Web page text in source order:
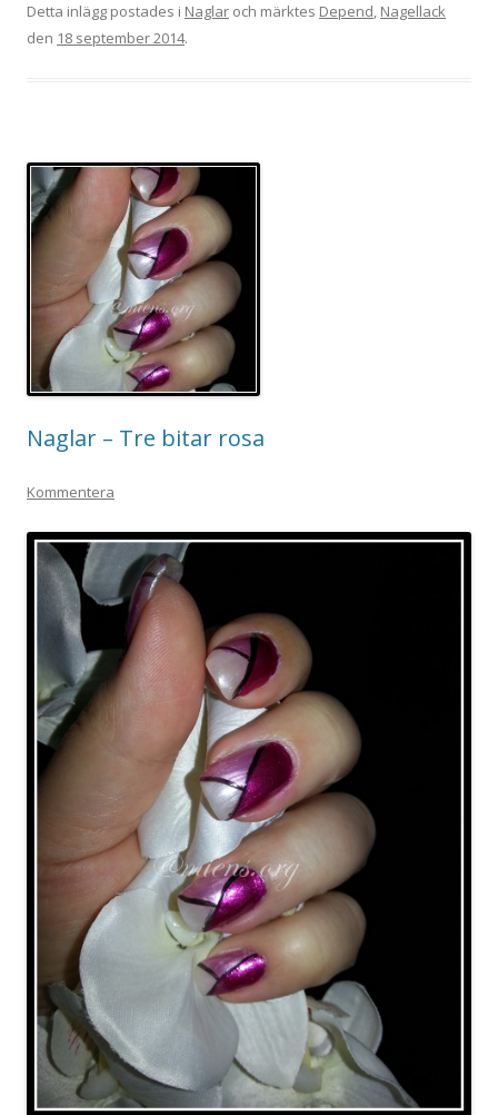
Detta inlägg postades i Naglar och märktes Depend, Nagellack
den 18 september 2014.
Naglar – Tre bitar rosa
Kommentera